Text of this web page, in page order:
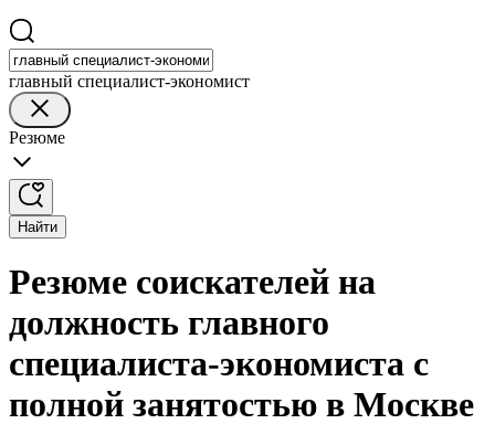
главный специалист-экономист
Резюме
Найти
Резюме соискателей на
должность главного
специалиста-экономиста с
полной занятостью в Москве